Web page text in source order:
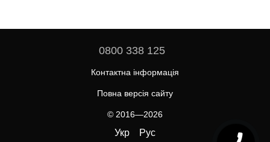
0800 338 125
Контактна інформація
Повна версія сайту
© 2016—2026
Укр Рус